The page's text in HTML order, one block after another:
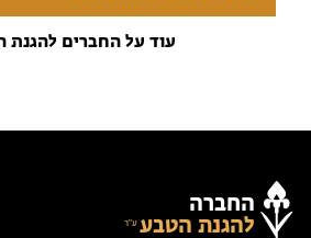
עוד על החברים להגנת
החברה
להגנת הטבע